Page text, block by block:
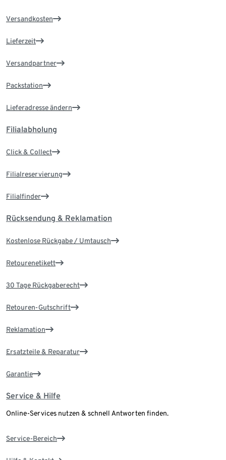
Versandkosten
Lieferzeit
Versandpartner
Packstation
Lieferadresse ändern
Filialabholung
Click & Collect
Filialreservierung
Filialfinder
Rücksendung & Reklamation
Kostenlose Rückgabe / Umtausch
Retourenetikett
30 Tage Rückgaberecht
Retouren-Gutschrift
Reklamation
Ersatzteile & Reparatur
Garantie
Service & Hilfe
Online-Services nutzen & schnell Antworten finden.
Service-Bereich